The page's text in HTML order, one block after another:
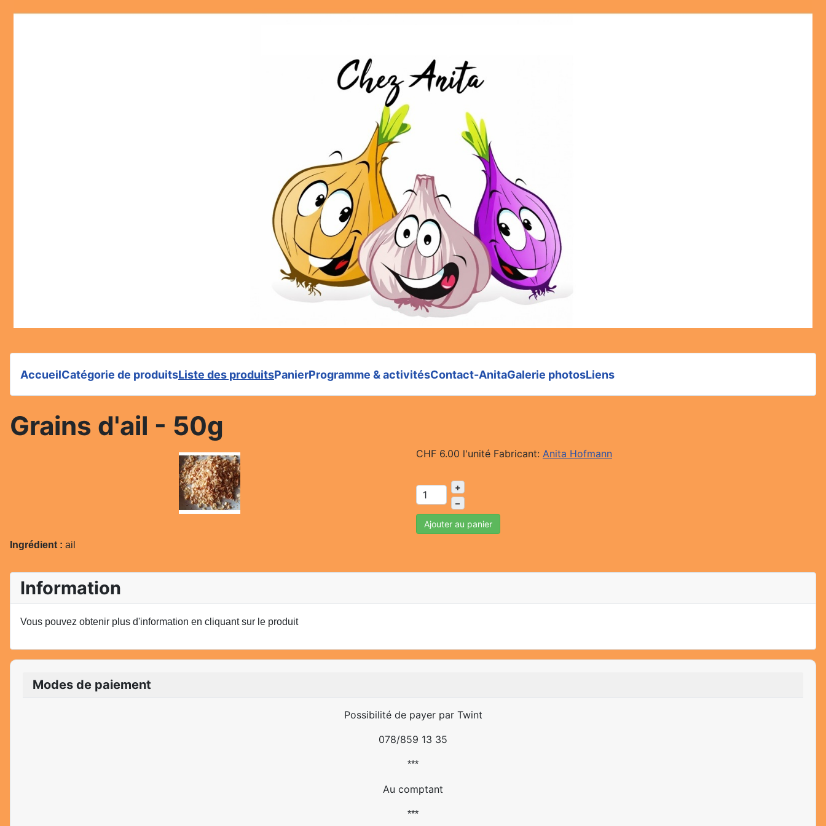
AccueilCatégorie de produitsListe des produitsPanierProgramme & activitésContact-AnitaGalerie photosLiens
Grains d'ail - 50g
CHF 6.00 l'unité Fabricant: Anita Hofmann
+
–
Ajouter au panier
Ingrédient : ail
Information
Vous pouvez obtenir plus d'information en cliquant sur le produit
Modes de paiement
Possibilité de payer par Twint
078/859 13 35
***
Au comptant
***